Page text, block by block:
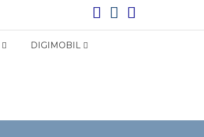
DIGIMOBIL